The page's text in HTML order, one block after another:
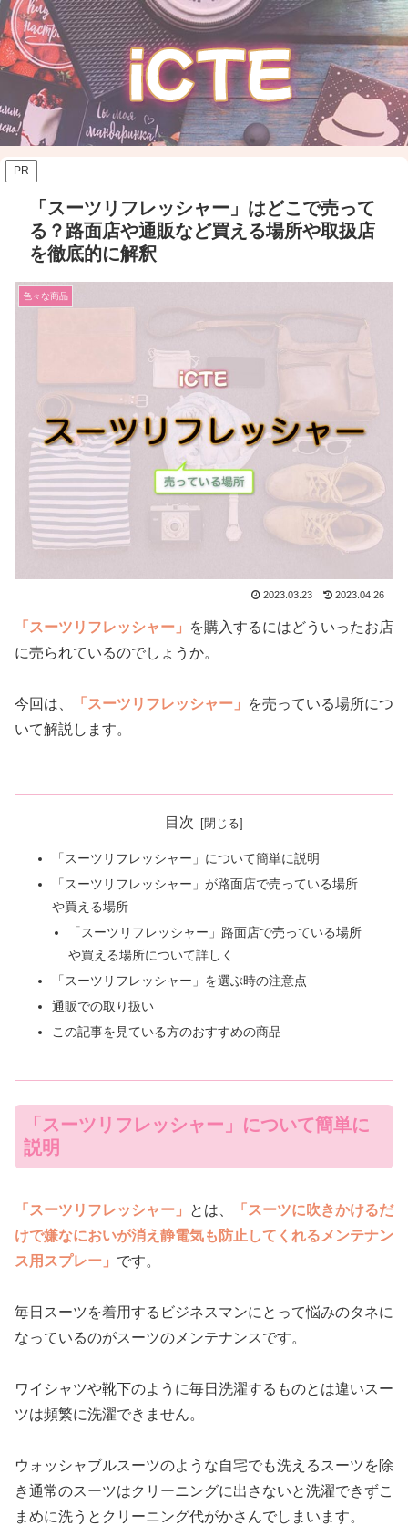
PR
「スーツリフレッシャー」はどこで売って
る？路面店や通販など買える場所や取扱店
を徹底的に解釈
色々な商品
2023.03.23 2023.04.26
「スーツリフレッシャー」
を購入するにはどういったお店
に売られているのでしょうか。
今回は、 「スーツリフレッシャー」
を売っている場所につ
いて解説します。
目次
「スーツリフレッシャー」について簡単に説明
「スーツリフレッシャー」が路面店で売っている場所
や買える場所
「スーツリフレッシャー」路面店で売っている場所
や買える場所について詳しく
「スーツリフレッシャー」を選ぶ時の注意点
通販での取り扱い
この記事を見ている方のおすすめの商品
「スーツリフレッシャー」について簡単に
説明
「スーツリフレッシャー」 とは、
「スーツに吹きかけるだ
けで嫌なにおいが消え静電気も防止してくれるメンテナン
ス用スプレー」 です。
毎日スーツを着用するビジネスマンにとって悩みのタネに
なっているのがスーツのメンテナンスです。
ワイシャツや靴下のように毎日洗濯するものとは違いスー
ツは頻繁に洗濯できません。
ウォッシャブルスーツのような自宅でも洗えるスーツを除
き通常のスーツはクリーニングに出さないと洗濯できずこ
まめに洗うとクリーニング代がかさんでしまいます。